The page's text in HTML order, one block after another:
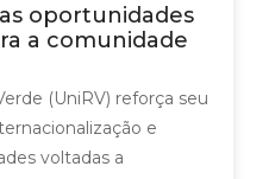
oportunidades
a comunidade
(UniRV) reforça seu
e
voltadas a